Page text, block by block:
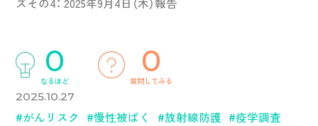
トップ
このサイトの使い方
0
なるほど
0
質問してみる
2025.10.27
#がんリスク #慢性被ばく #放射線防護 #疫学調査